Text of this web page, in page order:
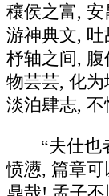
穰侯之富,
游神典文,
杼轴之间,
物芸芸, 化
淡泊肆志,
“夫仕也
愤懑, 篇章